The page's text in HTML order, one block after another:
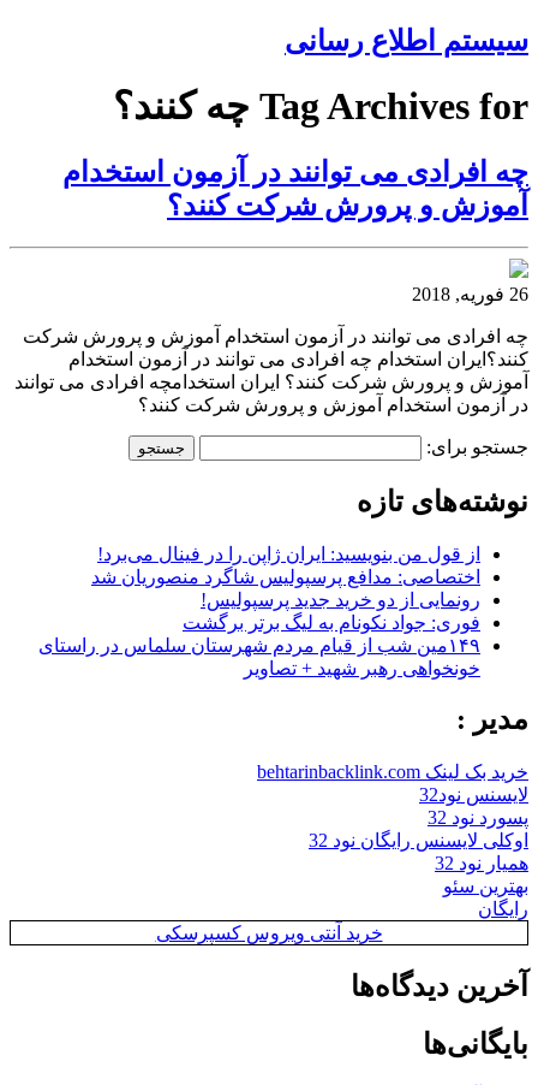
سیستم اطلاع رسانی
Tag Archives for چه کنند؟
چه افرادی می توانند در آزمون استخدام
آموزش و پرورش شرکت کنند؟
26 فوریه, 2018
چه افرادی می توانند در آزمون استخدام آموزش و پرورش شرکت
کنند؟ایران استخدام چه افرادی می توانند در آزمون استخدام
آموزش و پرورش شرکت کنند؟ ایران استخدامچه افرادی می توانند
در آزمون استخدام آموزش و پرورش شرکت کنند؟
جستجو برای:
نوشته‌های تازه
از قول من بنویسید: ایران ژاپن را در فینال می‌برد!
اختصاصی: مدافع پرسپولیس شاگرد منصوریان شد
رونمایی از دو خرید جدید پرسپولیس!
فوری: جواد نکونام به لیگ برتر برگشت
۱۴۹مین شب از قیام مردم شهرستان سلماس در راستای
خونخواهی رهبر شهید + تصاویر
مدیر :
خرید بک لینک behtarinbacklink.com
لایسنس نود32
پسورد نود 32
اوکلی لایسنس رایگان نود 32
همیار نود 32
بهترین سئو
رایگان
خرید آنتی ویروس کسپرسکی
آخرین دیدگاه‌ها
بایگانی‌ها